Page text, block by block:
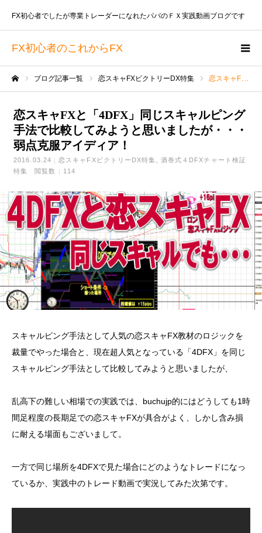
FX初心者のこれからFX
FX初心者でしたが専業トレーダーになれたパパのＦＸ実践動画ブログです
ブログ記事一覧 恋スキャFXビクトリーDX特集 恋スキャFXと「4DFX」同じスキャルピング手法で比較してみようと思いましたが・・・弱点克服アイディア！
恋スキャFXと「4DFX」同じスキャルピング
手法で比較してみようと思いましたが・・・
弱点克服アイディア！
2016.03.24 恋スキャFXビクトリーDX特集
酒巻式４DFXチャート検証
特集
閲覧数：114
スキャルピング手法として人気の恋スキャFX教材のロジックを
裁量でやった場合と、現在超人気となっている「4DFX」を同じ
スキャルピング手法として比較してみようと思いましたが、
乱高下の難しい相場での実践では、buchujp的にはどうしても1時
間足程度の長期足での恋スキャFXが具合がよく、しかし含み損
に耐える場面もございまして。
一方で同じ場所を4DFXで見た場合にどのようなトレードになっ
ているか、実践中のトレード動画で実況してみた次第です。